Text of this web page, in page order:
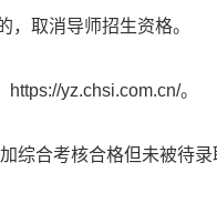
，取消导师招生资格。
yz.chsi.com.cn/。
综合考核合格但未被待录